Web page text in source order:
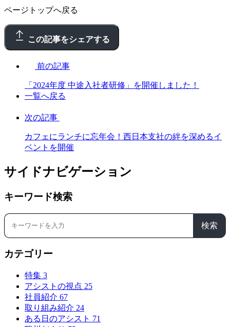
ページトップへ戻る
この記事をシェアする
前の記事
「2024年度 中途入社者研修」を開催しました！
一覧へ戻る
次の記事
カフェにランチに忘年会！西日本支社の絆を深めるイ
ベントを開催
サイドナビゲーション
キーワード検索
検索
カテゴリー
特集 3
アシストの視点 25
社員紹介 67
取り組み紹介 24
ある日のアシスト 71